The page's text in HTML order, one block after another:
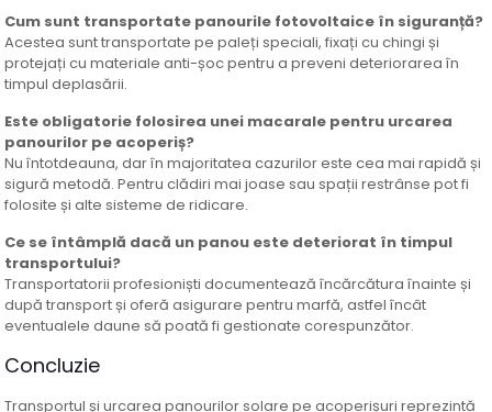
Cum sunt transportate panourile fotovoltaice în siguranță?
Acestea sunt transportate pe paleți speciali, fixați cu chingi și
protejați cu materiale anti-șoc pentru a preveni deteriorarea în
timpul deplasării.
Este obligatorie folosirea unei macarale pentru urcarea
panourilor pe acoperiș?
Nu întotdeauna, dar în majoritatea cazurilor este cea mai rapidă și
sigură metodă. Pentru clădiri mai joase sau spații restrânse pot fi
folosite și alte sisteme de ridicare.
Ce se întâmplă dacă un panou este deteriorat în timpul
transportului?
Transportatorii profesioniști documentează încărcătura înainte și
după transport și oferă asigurare pentru marfă, astfel încât
eventualele daune să poată fi gestionate corespunzător.
Concluzie
Transportul și urcarea panourilor solare pe acoperișuri reprezintă